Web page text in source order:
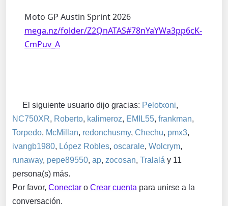
Moto GP Austin Sprint 2026
mega.nz/folder/Z2QnATAS#78nYaYWa3pp6cK-
CmPuv_A
El siguiente usuario dijo gracias: Pelotxoni,
NC750XR, Roberto, kalimeroz, EMIL55, frankman,
Torpedo, McMillan, redonchusmy, Chechu, pmx3,
ivangb1980, López Robles, oscarale, Wolcrym,
runaway, pepe89550, ap, zocosan, Tralalá y 11
persona(s) más.
Por favor, Conectar o Crear cuenta para unirse a la
conversación.